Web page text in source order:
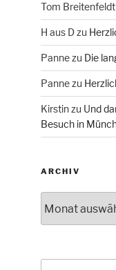
Tom Breitenfeldt
H aus Dzu
Pannezu Die
Pannezu
Kirstinzu Und
Besuch in
ARCHIV